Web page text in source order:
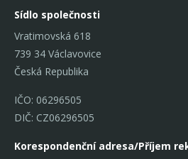
Sídlo společnosti
Vratimovská 618
739 34 Václavovice
Česká Republika
IČO: 06296505
DIČ: CZ06296505
Korespondenční adresa/Příjem